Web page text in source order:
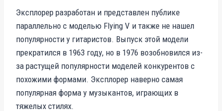
Эксплорер разработан и представлен публике
параллельно с моделью Flying V и также не нашел
популярности у гитаристов. Выпуск этой модели
прекратился в 1963 году, но в 1976 возобновился из-
за растущей популярности моделей конкурентов с
похожими формами. Эксплорер наверно самая
популярная форма у музыкантов, играющих в
тяжелых стилях.